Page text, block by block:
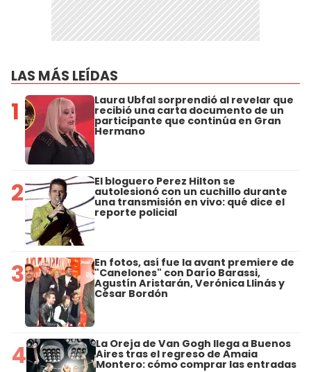
LAS MÁS LEÍDAS
1 Laura Ubfal sorprendió al revelar que
recibió una carta documento de un
participante que continúa en Gran
Hermano
2 El bloguero Perez Hilton se
autolesionó con un cuchillo durante
una transmisión en vivo: qué dice el
reporte policial
3 En fotos, así fue la avant premiere de
"Canelones" con Darío Barassi,
Agustín Aristarán, Verónica Llinás y
César Bordón
4 La Oreja de Van Gogh llega a Buenos
Aires tras el regreso de Amaia
Montero: cómo comprar las entradas